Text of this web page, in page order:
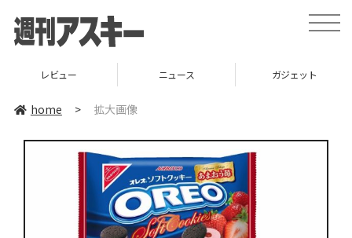
toggle
レビュー ニュース ガジェット
home > 拡大画像